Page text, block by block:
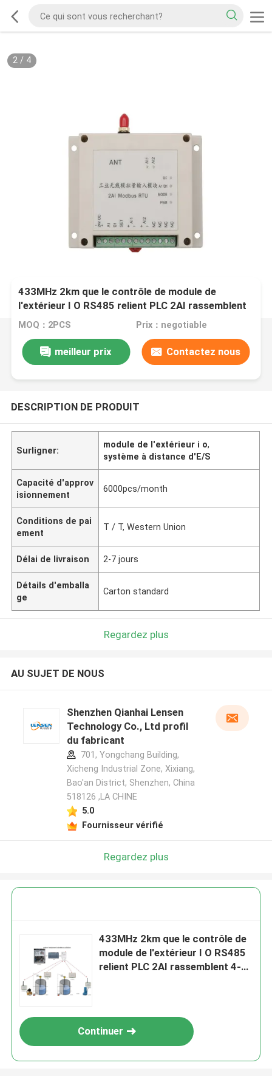
2/ 4
433MHz 2km que le contrôle de module de
l'extérieur I O RS485 relient PLC 2AI rassemblent
4-20mA le signal analogue 2DO
MOQ：2PCS Prix：negotiable
meilleur prix Contactez nous
DESCRIPTION DE PRODUIT
Surligner:
module de l'extérieur i o,
système à distance d'E/S
Capacité d'approv
isionnement
6000pcs/month
Conditions de pai
ement
T / T, Western Union
Délai de livraison 2-7 jours
Détails d'emballa
ge
Carton standard
Regardez plus
AU SUJET DE NOUS
Shenzhen Qianhai Lensen
Technology Co., Ltd profil
du fabricant
701, Yongchang Building,
Xicheng Industrial Zone, Xixiang,
Bao'an District, Shenzhen, China
518126 ,LA CHINE
5.0
Fournisseur vérifié
Regardez plus
433MHz 2km que le contrôle de
module de l'extérieur I O RS485
relient PLC 2AI rassemblent 4-
Continuer